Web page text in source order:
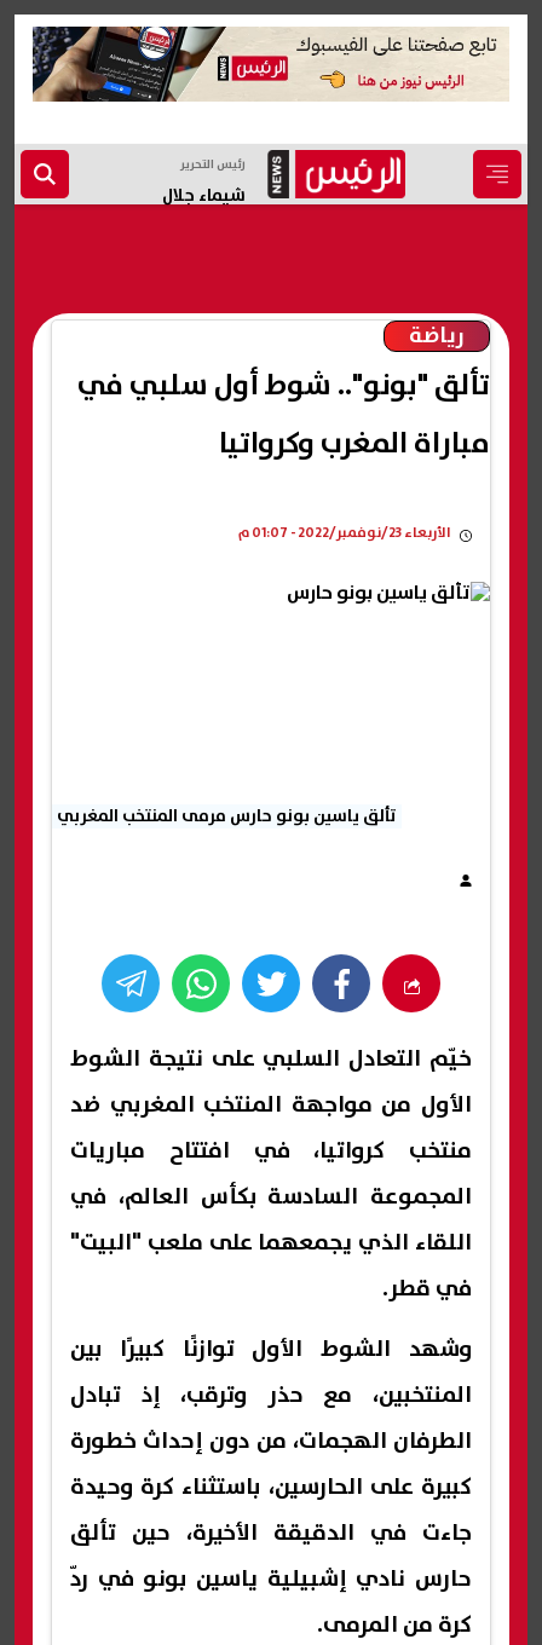
رئيس التحرير
شيماء جلال
رياضة
تألق "بونو".. شوط أول سلبي في
مباراة المغرب وكرواتيا
الأربعاء 23/نوفمبر/2022 - 01:07 م
تألق ياسين بونو حارس مرمى المنتخب المغربي
خيّم التعادل السلبي على نتيجة الشوط
الأول من مواجهة المنتخب المغربي ضد
منتخب كرواتيا، في افتتاح مباريات
المجموعة السادسة بكأس العالم، في
اللقاء الذي يجمعهما على ملعب "البيت"
في قطر.
وشهد الشوط الأول توازنًا كبيرًا بين
المنتخبين، مع حذر وترقب، إذ تبادل
الطرفان الهجمات، من دون إحداث خطورة
كبيرة على الحارسين، باستثناء كرة وحيدة
جاءت في الدقيقة الأخيرة، حين تألق
حارس نادي إشبيلية ياسين بونو في ردّ
كرة من المرمى.